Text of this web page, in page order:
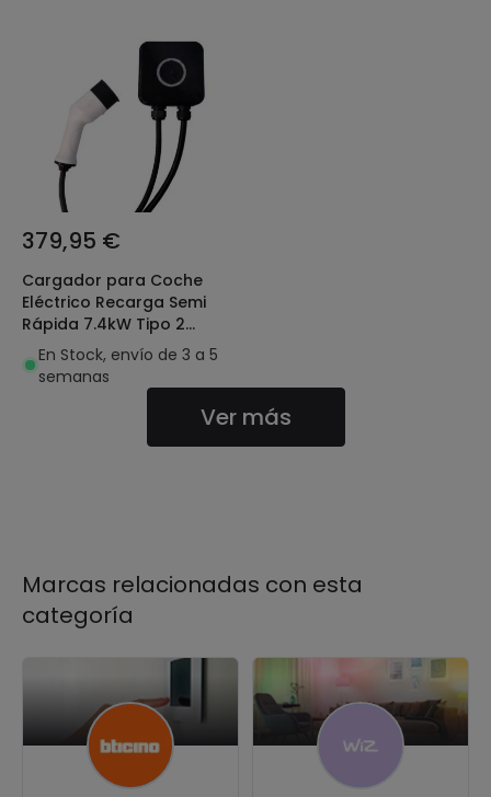
379,95 €
Cargador para Coche
Eléctrico Recarga Semi
Rápida 7.4kW Tipo 2
Monofásico
En Stock, envío de 3 a 5
semanas
Ver más
Marcas relacionadas con esta
categoría